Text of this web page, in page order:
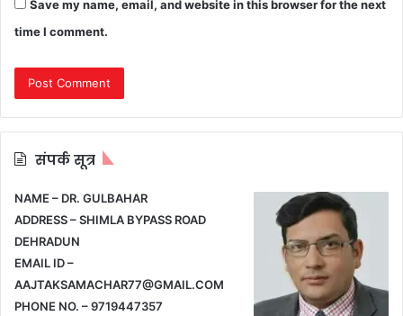
Save my name, email, and website in this browser for the next
time I comment.
संपर्क सूत्र
NAME – DR. GULBAHAR
ADDRESS – SHIMLA BYPASS ROAD
DEHRADUN
EMAIL ID –
AAJTAKSAMACHAR77@GMAIL.COM
PHONE NO. – 9719447357